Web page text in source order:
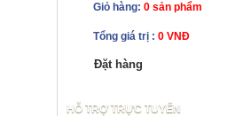
Giỏ hàng: 0 sản phẩm
Tổng giá trị : 0 VNĐ
Đặt hàng
HỖ TRỢ TRỰC TUYẾN